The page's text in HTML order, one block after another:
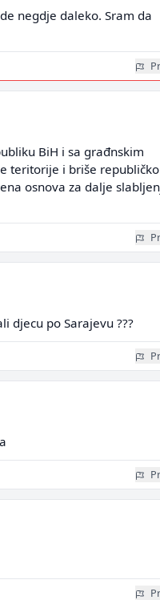
negdje daleko. Sram da
BiH i sa građnskim
teritorije i briše republičko
osnova za dalje
djecu po Sarajevu ???